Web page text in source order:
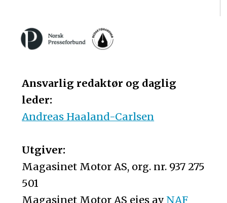
Ansvarlig redaktør og daglig
leder:
Andreas Haaland-Carlsen
Utgiver:
Magasinet Motor AS, org. nr. 937 275
501
Magasinet Motor AS eies av NAF